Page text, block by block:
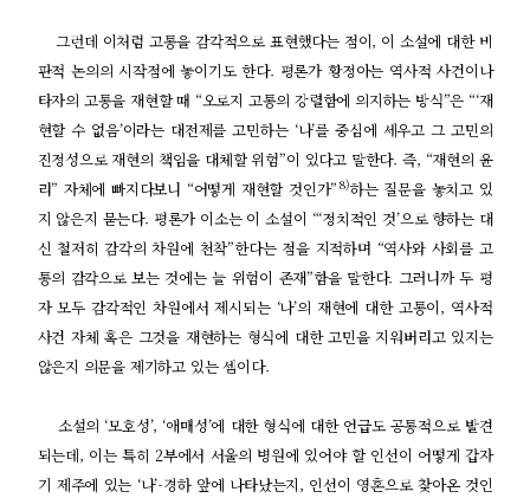
그런데 이처럼 고통을 감각적으로 표현했다는 점이, 이 소설에 대한 비
판적 논의의 시작점에 놓이기도 한다. 평론가 황정아는 역사적 사건이나
타자의 고통을 재현할 때 “오로지 고통의 강렬함에 의지하는 방식”은 “‘재
현할 수 없음’이라는 대전제를 고민하는 ‘나’를 중심에 세우고 그 고민의
진정성으로 재현의 책임을 대체할 위험”이 있다고 말한다. 즉, “재현의 윤
리” 자체에 빠지다보니 “어떻게 재현할 것인가” 8)하는 질문을 놓치고 있
지 않은지 묻는다. 평론가 이소는 이 소설이 “‘정치적인 것’으로 향하는 대
신 철저히 감각의 차원에 천착”한다는 점을 지적하며 “역사와 사회를 고
통의 감각으로 보는 것에는 늘 위험이 존재”함을 말한다. 그러니까 두 평
자 모두 감각적인 차원에서 제시되는 ‘나’의 재현에 대한 고통이, 역사적
사건 자체 혹은 그것을 재현하는 형식에 대한 고민을 지워버리고 있지는
않은지 의문을 제기하고 있는 셈이다.
소설의 ‘모호성’, ‘애매성’에 대한 형식에 대한 언급도 공통적으로 발견
되는데, 이는 특히 2부에서 서울의 병원에 있어야 할 인선이 어떻게 갑자
기 제주에 있는 ‘나’-경하 앞에 나타났는지, 인선이 영혼으로 찾아온 것인